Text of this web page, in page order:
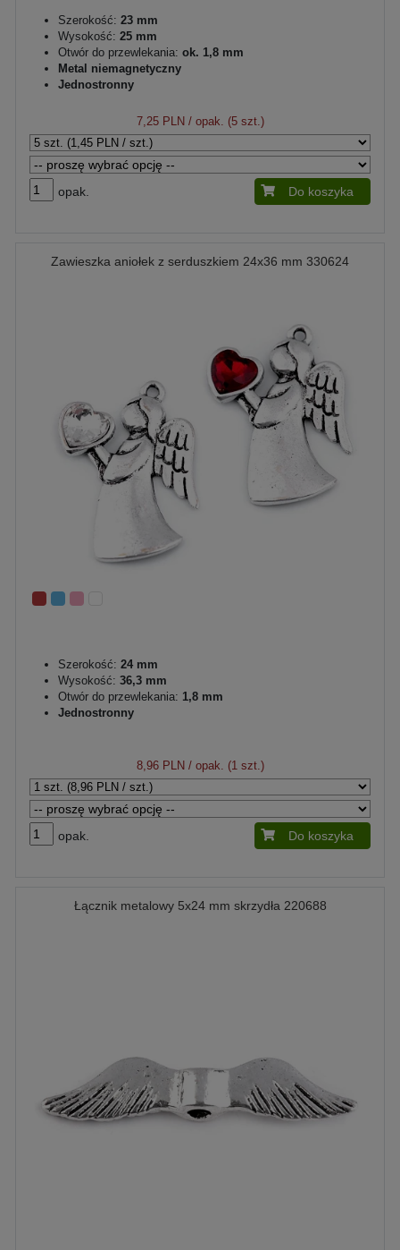
Szerokość: 23 mm
Wysokość: 25 mm
Otwór do przewlekania: ok. 1,8 mm
Metal niemagnetyczny
Jednostronny
7,25 PLN/ opak. (5 szt.)
opak. Do koszyka
Zawieszka aniołek z serduszkiem 24x36 mm 330624
Szerokość: 24 mm
Wysokość: 36,3 mm
Otwór do przewlekania: 1,8 mm
Jednostronny
8,96 PLN / opak. (1 szt.)
opak. Do koszyka
Łącznik metalowy 5x24 mm skrzydła 220688